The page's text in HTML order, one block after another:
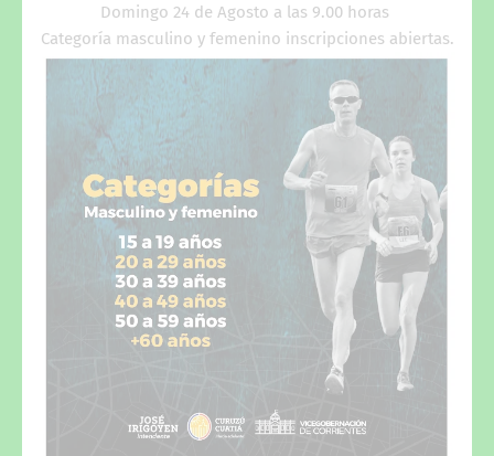
Domingo 24 de Agosto a las 9.00 horas
Categoría masculino y femenino inscripciones abiertas.